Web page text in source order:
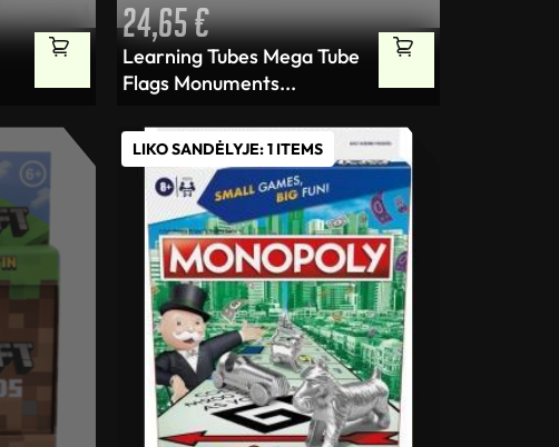
24,65€
Learning Tubes Mega Tube
Flags Monuments...
LIKO SANDĖLYJE: 1 ITEMS